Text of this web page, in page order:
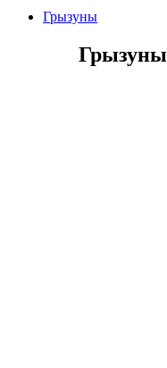
Грызуны
Грызуны